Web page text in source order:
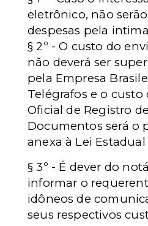
eletrônico, não
despesas pela
§ 2º - O custo do
não deverá ser
pela Empresa
Telégrafos e o
Oficial de Registro
Documentos será o
anexa à Lei Estadual
§ 3º - É dever do
informar o
idôneos de
seus respectivos